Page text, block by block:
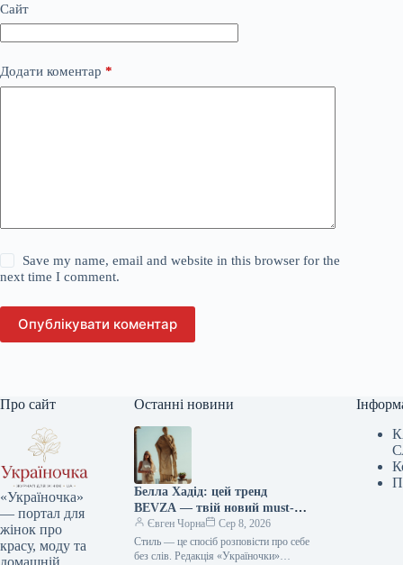
Сайт
Додати коментар *
Save my name, email and website in this browser for the
next time I comment.
Опублікувати коментар
Про сайт
«Україночка»
— портал для
жінок про
красу, моду та
Останні новини
Белла Хадід: цей тренд
BEVZA — твій новий must-
have сезону!
Євген Чорна
Сер 8, 2026
Стиль — це спосіб розповісти про себе
без слів. Редакція «Україночки»